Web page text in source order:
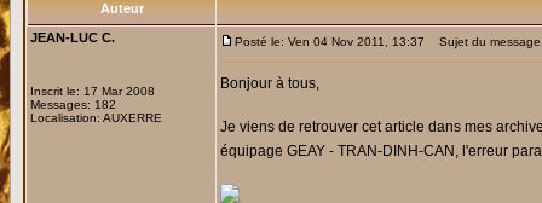
Auteur
JEAN-LUC C.
Inscrit le: 17 Mar 2008
Messages: 182
Localisation: AUXERRE
Posté le: Ven 04 Nov 2011, 13:37 Sujet du
Bonjour à tous,
Je viens de retrouver cet article dans mes
équipage GEAY - TRAN-DINH-CAN, l'erreur